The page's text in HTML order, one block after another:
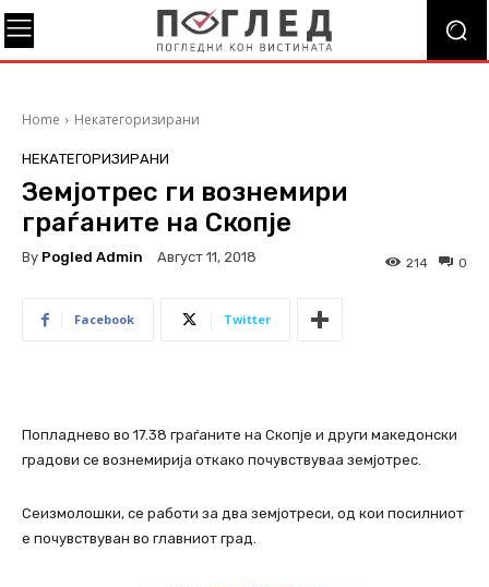
Home Некатегоризирани
НЕКАТЕГОРИЗИРАНИ
Земјотрес ги вознемири
граѓаните на Скопје
By Pogled Admin Август 11, 2018 0
214
Facebook Twitter
Попладнево во 17.38 граѓаните на Скопје и други македонски
градови се вознемирија откако почувствуваа земјотрес.
Сеизмолошки, се работи за два земјотреси, од кои посилниот
е почувствуван во главниот град.